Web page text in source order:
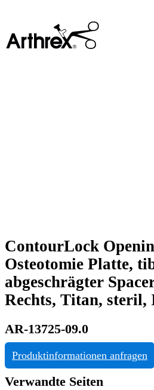
ContourLock
Osteotomie Platte,
abgeschrägter
Rechts, Titan, steril,
AR-13725-09.0
Produktinformationen anfragen
Verwandte Seiten